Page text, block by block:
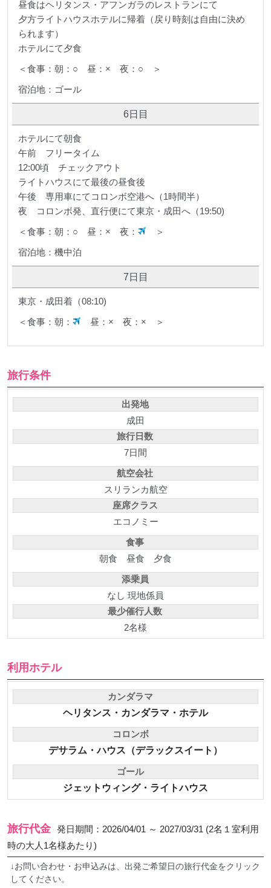
昼食はヘリタンス・アフンガラのレストランにて
夕方ライトハウスホテルに帰着（戻り時刻は自由に決め
られます）
ホテルにて夕食
＜食事：朝：○ 昼：× 夜：○ ＞
宿泊地：ゴール
6日目
ホテルにて朝食
午前 フリータイム
12:00頃 チェックアウト
ライトハウスにて最後の昼食後
午後 専用車にてコロンボ空港へ（1時間半）
夜 コロンボ発、直行便にて東京・成田へ（19:50)
＜食事：朝：○ 昼：× 夜：
＞
宿泊地：機中泊
7日目
東京・成田着（08:10)
＜食事：朝：
昼：× 夜：× ＞
旅行条件
出発地
成田
旅行日数
7日間
航空会社
スリランカ航空
座席クラス
エコノミー
食事
朝食 昼食 夕食
添乗員
なし 現地係員
最少催行人数
2名様
利用ホテル
カンダラマ
ヘリタンス・カンダラマ・ホテル
コロンボ
デサラム・ハウス（デラックスイート）
ゴール
ジェットウィング・ライトハウス
旅行代金 発日期間：2026/04/01 ～ 2027/03/31 (2名１室利用
時の大人1名様あたり)
↓お問い合わせ・お申込みは、出発ご希望日の旅行代金をクリック
してください。